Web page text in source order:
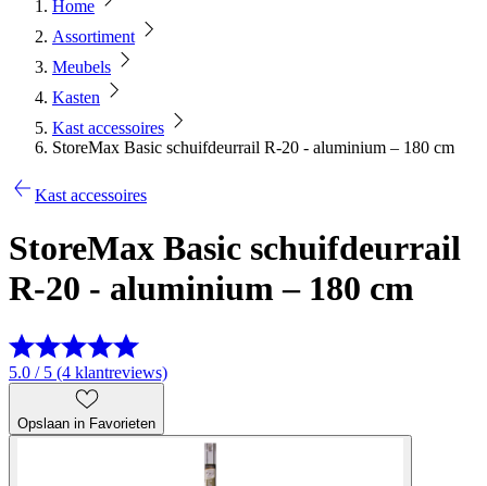
Home
Assortiment
Meubels
Kasten
Kast accessoires
StoreMax Basic schuifdeurrail R-20 - aluminium – 180 cm
Kast accessoires
StoreMax Basic schuifdeurrail
R-20 - aluminium – 180 cm
5.0 / 5 (4 klantreviews)
Opslaan in Favorieten